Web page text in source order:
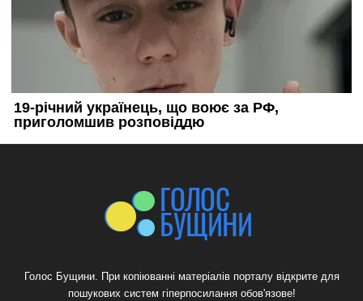
Голос Бущини. При копіюванні матеріалів порталу відкрите для
пошукових систем гіперпосилання обов'язове!